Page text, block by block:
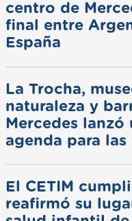
centro de
final entre
España
La Trocha,
naturaleza y
Mercedes lanzó
agenda para las
El CETIM
reafirmó su